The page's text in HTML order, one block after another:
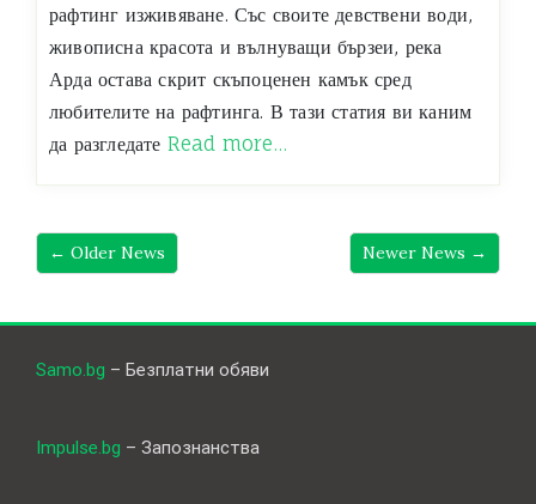
рафтинг изживяване. Със своите девствени води,
живописна красота и вълнуващи бързеи, река
Арда остава скрит скъпоценен камък сред
любителите на рафтинга. В тази статия ви каним
да разгледате Read more…
← Older News Newer News →
Samo.bg – Безплатни обяви
Impulse.bg – Запознанства